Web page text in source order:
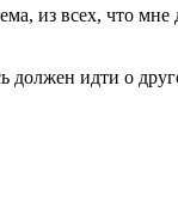
из всех, что
должен идти о